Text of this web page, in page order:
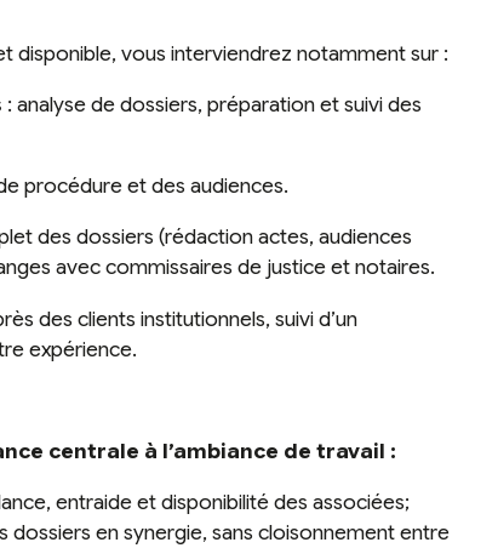
disponible, vous interviendrez notamment sur :
: analyse de dossiers, préparation et suivi des
procédure et des audiences.
des dossiers (rédaction actes, audiences
avec commissaires de justice et notaires.
des clients institutionnels, suivi d’un
expérience.
centrale à l’ambiance de travail :
entraide et disponibilité des associées;
dossiers en synergie, sans cloisonnement entre